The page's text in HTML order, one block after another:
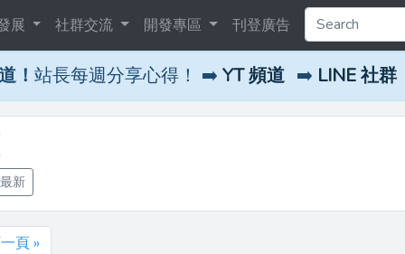
展 社群交流 開發專區 刊登廣告
！ 站長每週分享心得！ ➡️ YT 頻道 ➡️ LINE 社群
新
頁 »